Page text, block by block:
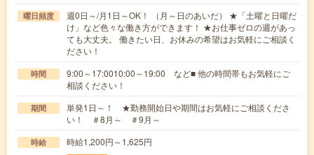
曜日頻度
週0日～/月1日～OK！ （月～日のあいだ） ★「土曜と日曜だ
け」など色々な働き方ができます！ ★お仕事ゼロの週があっ
ても大丈夫。 働きたい日、お休みの希望はお気軽にご相談く
ださい！
時間
9:00～17:0010:00～19:00 など■ 他の時間帯もお気軽にご
相談ください！
期間
単発1日～！ ★勤務開始日や期間はお気軽にご相談くださ
い！ ＃8月～ ＃9月～
時給 時給1,200円～1,625円